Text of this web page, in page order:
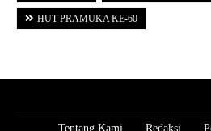
HUT PRAMUKA KE-60
Tentang Kami Redaksi